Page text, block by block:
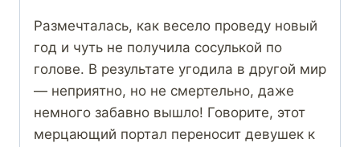
Размечталась, как весело проведу новый
год и чуть не получила сосулькой по
голове. В результате угодила в другой мир
— неприятно, но не смертельно, даже
немного забавно вышло! Говорите, этот
мерцающий портал переносит девушек к